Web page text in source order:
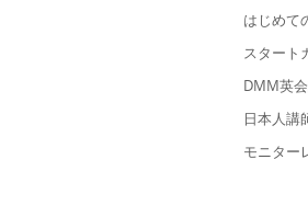
はじめて
スタート
DMM英
日本人講
モニター